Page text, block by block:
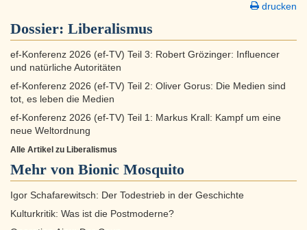
drucken
Dossier: Liberalismus
ef-Konferenz 2026 (ef-TV) Teil 3: Robert Grözinger: Influencer
und natürliche Autoritäten
ef-Konferenz 2026 (ef-TV) Teil 2: Oliver Gorus: Die Medien sind
tot, es leben die Medien
ef-Konferenz 2026 (ef-TV) Teil 1: Markus Krall: Kampf um eine
neue Weltordnung
Alle Artikel zu Liberalismus
Mehr von Bionic Mosquito
Igor Schafarewitsch: Der Todestrieb in der Geschichte
Kulturkritik: Was ist die Postmoderne?